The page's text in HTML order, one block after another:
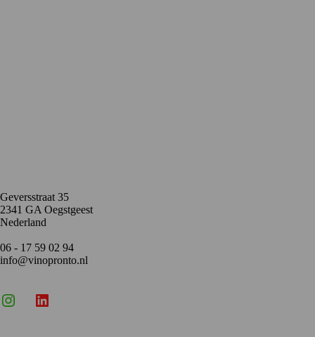
Geversstraat 35
2341 GA Oegstgeest
Nederland
06 - 17 59 02 94
info@vinopronto.nl
InstagramLinkedIn